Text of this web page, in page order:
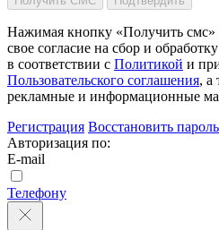
Нажимая кнопку «Получить
свое согласие на сбор и
в соответствии с Политикой и
Пользовательского соглашения, а
рекламные и информационные
Регистрация Восстановить пароль
Авторизация по:
E-mail
Телефону